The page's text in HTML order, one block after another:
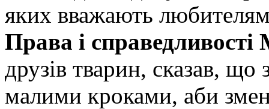
яких вважають
Права і справедливості
друзів тварин, сказав,
малими кроками, аби